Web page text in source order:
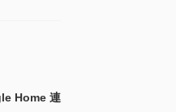
Home 連